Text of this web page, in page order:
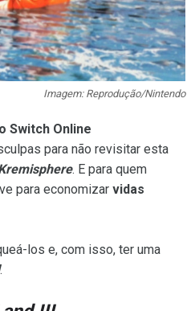
Imagem: Reprodução/Nintendo
Switch Online
para não revisitar esta
. E para quem
para economizar vidas
los e, com isso, ter uma
.